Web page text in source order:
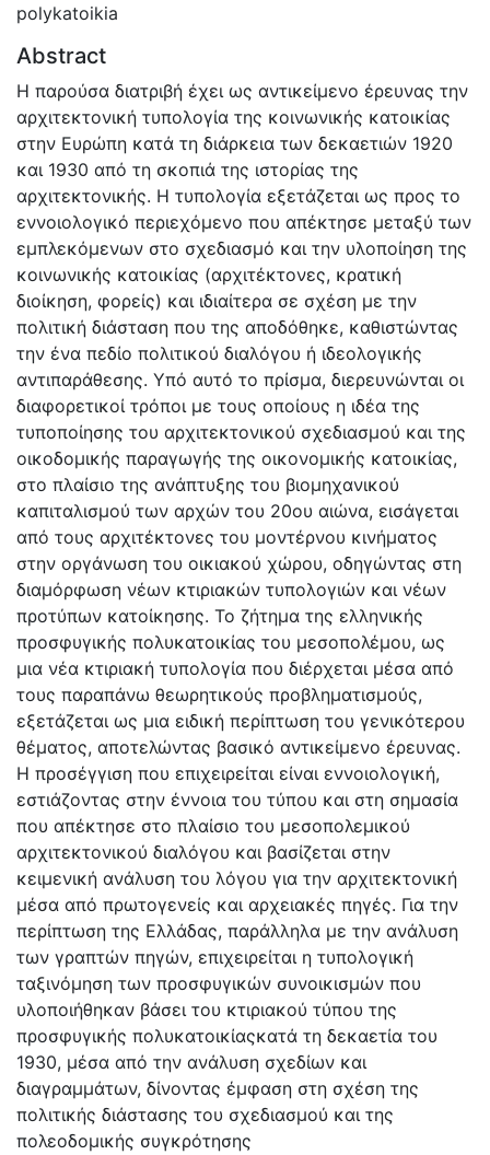
polykatoikia
Abstract
Η παρούσα διατριβή έχει ως αντικείμενο έρευνας την
αρχιτεκτονική τυπολογία της κοινωνικής κατοικίας
στην Ευρώπη κατά τη διάρκεια των δεκαετιών 1920
και 1930 από τη σκοπιά της ιστορίας της
αρχιτεκτονικής. Η τυπολογία εξετάζεται ως προς το
εννοιολογικό περιεχόμενο που απέκτησε μεταξύ των
εμπλεκόμενων στο σχεδιασμό και την υλοποίηση της
κοινωνικής κατοικίας (αρχιτέκτονες, κρατική
διοίκηση, φορείς) και ιδιαίτερα σε σχέση με την
πολιτική διάσταση που της αποδόθηκε, καθιστώντας
την ένα πεδίο πολιτικού διαλόγου ή ιδεολογικής
αντιπαράθεσης. Υπό αυτό το πρίσμα, διερευνώνται οι
διαφορετικοί τρόποι με τους οποίους η ιδέα της
τυποποίησης του αρχιτεκτονικού σχεδιασμού και της
οικοδομικής παραγωγής της οικονομικής κατοικίας,
στο πλαίσιο της ανάπτυξης του βιομηχανικού
καπιταλισμού των αρχών του 20ου αιώνα, εισάγεται
από τους αρχιτέκτονες του μοντέρνου κινήματος
στην οργάνωση του οικιακού χώρου, οδηγώντας στη
διαμόρφωση νέων κτιριακών τυπολογιών και νέων
προτύπων κατοίκησης. Το ζήτημα της ελληνικής
προσφυγικής πολυκατοικίας του μεσοπολέμου, ως
μια νέα κτιριακή τυπολογία που διέρχεται μέσα από
τους παραπάνω θεωρητικούς προβληματισμούς,
εξετάζεται ως μια ειδική περίπτωση του γενικότερου
θέματος, αποτελώντας βασικό αντικείμενο έρευνας.
Η προσέγγιση που επιχειρείται είναι εννοιολογική,
εστιάζοντας στην έννοια του τύπου και στη σημασία
που απέκτησε στο πλαίσιο του μεσοπολεμικού
αρχιτεκτονικού διαλόγου και βασίζεται στην
κειμενική ανάλυση του λόγου για την αρχιτεκτονική
μέσα από πρωτογενείς και αρχειακές πηγές. Για την
περίπτωση της Ελλάδας, παράλληλα με την ανάλυση
των γραπτών πηγών, επιχειρείται η τυπολογική
ταξινόμηση των προσφυγικών συνοικισμών που
υλοποιήθηκαν βάσει του κτιριακού τύπου της
προσφυγικής πολυκατοικίαςκατά τη δεκαετία του
1930, μέσα από την ανάλυση σχεδίων και
διαγραμμάτων, δίνοντας έμφαση στη σχέση της
πολιτικής διάστασης του σχεδιασμού και της
πολεοδομικής συγκρότησης